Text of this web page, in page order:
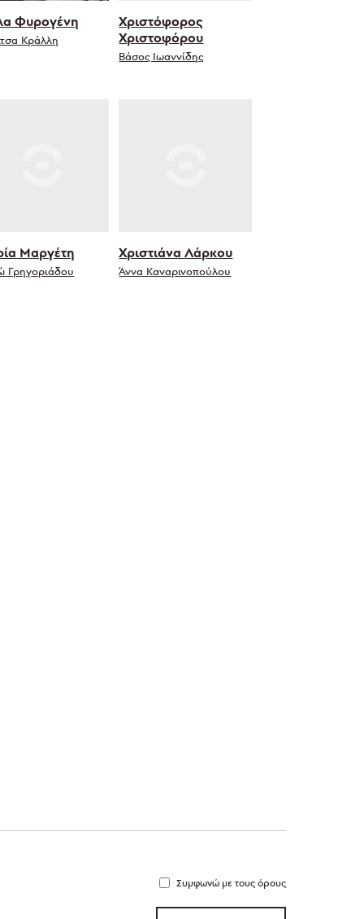
Φυρογένη
Κράλλη
Χριστόφορος
Χριστοφόρου
Βάσος Ιωαννίδης
Μαργέτη
Γρηγοριάδου
Χριστιάνα Λάρκου
Άννα Καναρινοπούλου
Συμφωνώ με τους όρους